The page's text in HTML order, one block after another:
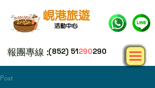
報團專線 :(852) 51290290
Post